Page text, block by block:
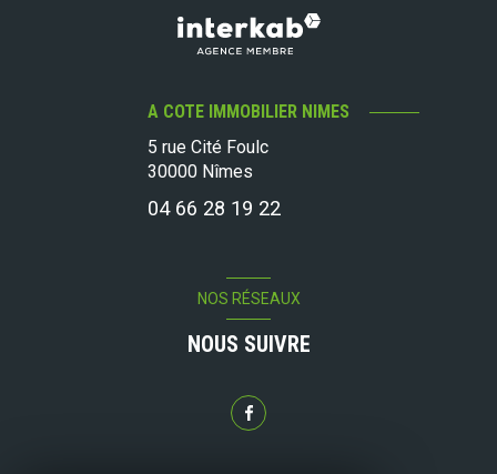
A COTE IMMOBILIER NIMES
5 rue Cité Foulc
30000 Nîmes
04 66 28 19 22
NOS RÉSEAUX
NOUS SUIVRE